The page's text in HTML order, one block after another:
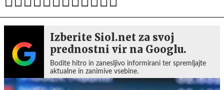
Izberite Siol.net za svoj
prednostni vir na Googlu.
Bodite hitro in zanesljivo informirani ter spremljajte
aktualne in zanimive vsebine.